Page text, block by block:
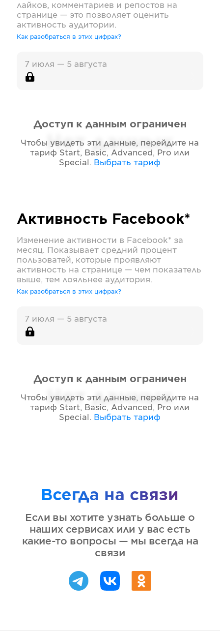
лайков, комментариев и репостов на
странице — это позволяет оценить
активность аудитории.
Как разобраться в этих цифрах?
7 июля — 5 августа
Нет данных
Доступ к данным ограничен
Чтобы увидеть эти данные, перейдите на
тариф Start, Basic, Advanced, Pro или
Special . Выбрать тариф
Активность Facebook*
Изменение активности в Facebook* за
месяц. Показывает средний процент
пользоватей, которые проявляют
активность на странице — чем показатель
выше, тем лояльнее аудитория.
Как разобраться в этих цифрах?
7 июля — 5 августа
Нет данных
Доступ к данным ограничен
Чтобы увидеть эти данные, перейдите на
тариф Start, Basic, Advanced, Pro или
Special . Выбрать тариф
Всегда на связи
Если вы хотите узнать больше о
наших сервисах или у вас есть
какие-то вопросы — мы всегда на
связи